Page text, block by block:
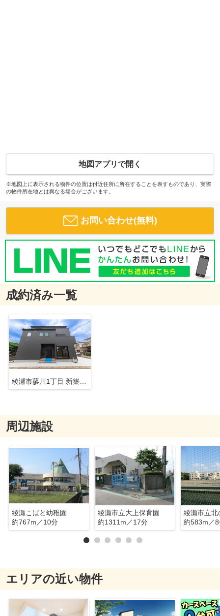
地図アプリで開く
※地図上に表示される物件の位置は付近住所に所在することを表すものであり、実際
の物件所在地とは異なる場合がございます。
お問い合わせ(無料)
成約済み一覧
綾瀬市蓼川1丁目 新築戸建 全1棟
周辺施設
綾瀬こばと幼稚園
約767m／10分
綾瀬市立大上保育園
約1311m／17分
綾瀬市立北
約583m／
エリアの近い物件